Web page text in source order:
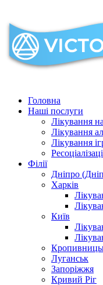
Головна
Наші послуги
Лікування
Лікування
Лікування
Філії
Дніпро
Харків
Київ
Луганськ
Запоріжжя
Кривий Ріг